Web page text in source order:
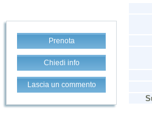
Prenota
Chiedi info
Lascia un commento